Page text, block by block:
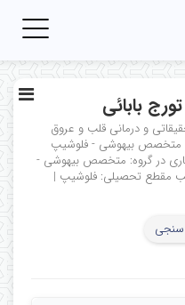
بابائی
و درمانی قلب و عروق
متخصص بیهوشی - فلوشیپ
در گروه: متخصص بیهوشی -
مقطع تحصیلی: فلوشیپ |
سنجی